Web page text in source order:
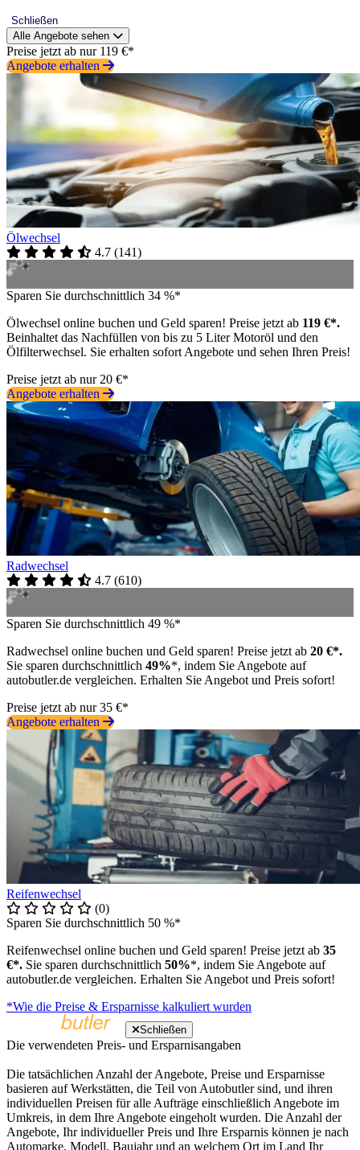
Schließen
Alle Angebote sehen
Preise jetzt ab nur 119 €*
Angebote erhalten
Ölwechsel
4.7 (141)
Sparen Sie durchschnittlich 34 %*
Ölwechsel online buchen und Geld sparen! Preise jetzt ab 119 €*.
Beinhaltet das Nachfüllen von bis zu 5 Liter Motoröl und den
Ölfilterwechsel. Sie erhalten sofort Angebote und sehen Ihren Preis!
Preise jetzt ab nur 20 €*
Angebote erhalten
Radwechsel
4.7 (610)
Sparen Sie durchschnittlich 49 %*
Radwechsel online buchen und Geld sparen! Preise jetzt ab 20 €*.
Sie sparen durchschnittlich 49%*, indem Sie Angebote auf
autobutler.de vergleichen. Erhalten Sie Angebot und Preis sofort!
Preise jetzt ab nur 35 €*
Angebote erhalten
Reifenwechsel
(0)
Sparen Sie durchschnittlich 50 %*
Reifenwechsel online buchen und Geld sparen! Preise jetzt ab 35
€*. Sie sparen durchschnittlich 50%*, indem Sie Angebote auf
autobutler.de vergleichen. Erhalten Sie Angebot und Preis sofort!
*Wie die Preise & Ersparnisse kalkuliert wurden
Schließen
Die verwendeten Preis- und Ersparnisangaben
Die tatsächlichen Anzahl der Angebote, Preise und Ersparnisse
basieren auf Werkstätten, die Teil von Autobutler sind, und ihren
individuellen Preisen für alle Aufträge einschließlich Angebote im
Umkreis, in dem Ihre Angebote eingeholt wurden. Die Anzahl der
Angebote, Ihr individueller Preis und Ihre Ersparnis können je nach
Automarke, Modell, Baujahr und an welchem Ort im Land Ihr